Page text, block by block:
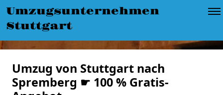
Umzugsunternehmen
Stuttgart
Umzug von Stuttgart nach
Spremberg ☛ 100 % Gratis-